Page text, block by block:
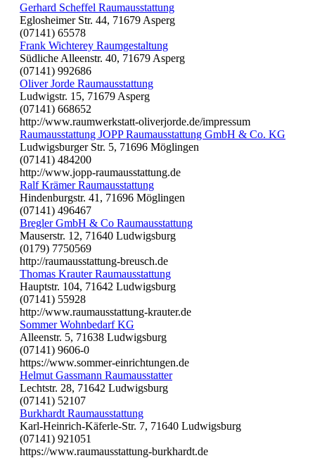
Gerhard Scheffel Raumausstattung
Eglosheimer Str. 44, 71679 Asperg
(07141) 65578
Frank Wichterey Raumgestaltung
Südliche Alleenstr. 40, 71679 Asperg
(07141) 992686
Oliver Jorde Raumausstattung
Ludwigstr. 15, 71679 Asperg
(07141) 668652
http://www.raumwerkstatt-oliverjorde.de/impressum
Raumausstattung JOPP Raumausstattung GmbH & Co. KG
Ludwigsburger Str. 5, 71696 Möglingen
(07141) 484200
http://www.jopp-raumausstattung.de
Ralf Krämer Raumausstattung
Hindenburgstr. 41, 71696 Möglingen
(07141) 496467
Bregler GmbH & Co Raumausstattung
Mauserstr. 12, 71640 Ludwigsburg
(0179) 7750569
http://raumausstattung-breusch.de
Thomas Krauter Raumausstattung
Hauptstr. 104, 71642 Ludwigsburg
(07141) 55928
http://www.raumausstattung-krauter.de
Sommer Wohnbedarf KG
Alleenstr. 5, 71638 Ludwigsburg
(07141) 9606-0
https://www.sommer-einrichtungen.de
Helmut Gassmann Raumausstatter
Lechtstr. 28, 71642 Ludwigsburg
(07141) 52107
Burkhardt Raumausstattung
Karl-Heinrich-Käferle-Str. 7, 71640 Ludwigsburg
(07141) 921051
https://www.raumausstattung-burkhardt.de